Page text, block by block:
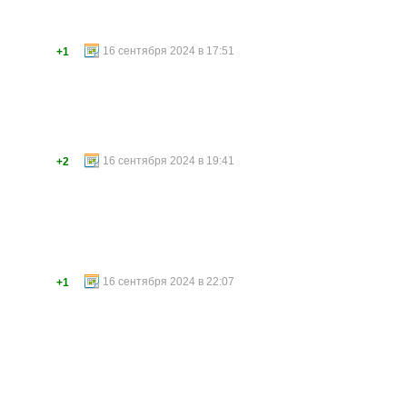
16 сентября 2024 в 17:51
+1
16 сентября 2024 в 19:41
+2
16 сентября 2024 в 22:07
+1